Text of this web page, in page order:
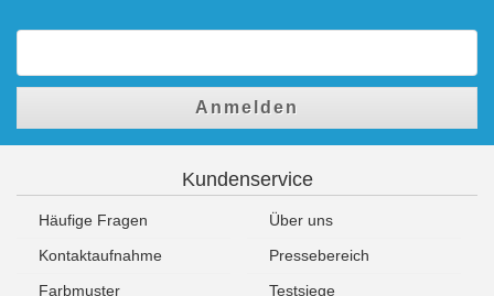
Anmelden
Kundenservice
Häufige Fragen
Über uns
Kontaktaufnahme
Pressebereich
Farbmuster
Testsiege